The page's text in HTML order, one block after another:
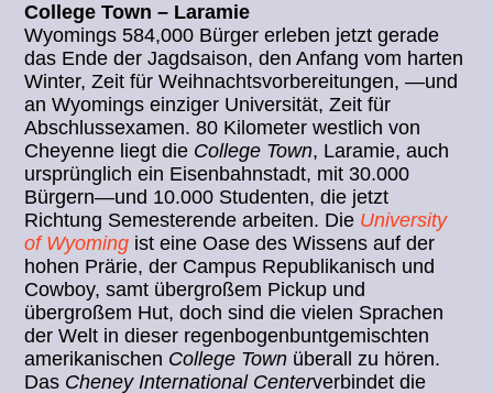
College Town – Laramie
Wyomings 584,000 Bürger erleben jetzt gerade
das Ende der Jagdsaison, den Anfang vom harten
Winter, Zeit für Weihnachtsvorbereitungen, —und
an Wyomings einziger Universität, Zeit für
Abschlussexamen. 80 Kilometer westlich von
Cheyenne liegt die College Town, Laramie, auch
ursprünglich ein Eisenbahnstadt, mit 30.000
Bürgern—und 10.000 Studenten, die jetzt
Richtung Semesterende arbeiten. Die University
of Wyoming ist eine Oase des Wissens auf der
hohen Prärie, der Campus Republikanisch und
Cowboy, samt übergroßem Pickup und
übergroßem Hut, doch sind die vielen Sprachen
der Welt in dieser regenbogenbuntgemischten
amerikanischen College Town überall zu hören.
Das Cheney International Centerverbindet die